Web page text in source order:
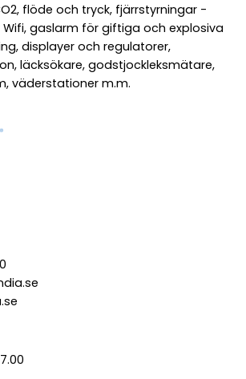
flöde och tryck, fjärrstyrningar -
Wifi, gaslarm för giftiga och explosiva
displayer och regulatorer,
läcksökare, godstjockleksmätare,
väderstationer m.m.